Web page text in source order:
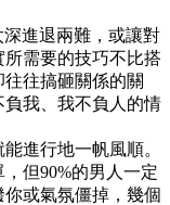
深進退兩難，或讓對
需要的技巧不比搭
往搞砸關係的關
我、我不負人的情
進行地一帆風順。
但90%的男人一定
或氣氛僵掉，幾個